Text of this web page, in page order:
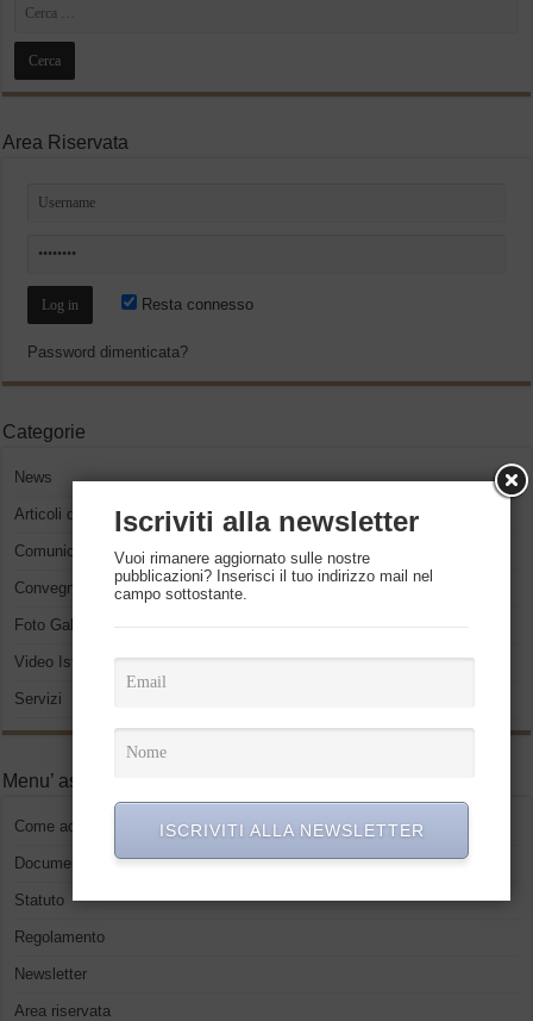
Area Riservata
Resta connesso
Password dimenticata?
Categorie
News
Articoli del presidente
Comunicati Stampa
Convegni ed eventi
Foto Gallery
Video Istituzionali
Servizi
Menu’ associati
Come accedere
Documenti
Statuto
Regolamento
Newsletter
Area riservata
Iscriviti alla newsletter
Vuoi rimanere aggiornato sulle nostre
pubblicazioni? Inserisci il tuo indirizzo mail nel
campo sottostante.
ISCRIVITI ALLA NEWSLETTER